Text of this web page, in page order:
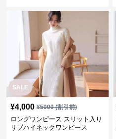
SALE
¥4,000 ¥5000(割引前)
ロングワンピース スリット入り
リブハイネックワンピース